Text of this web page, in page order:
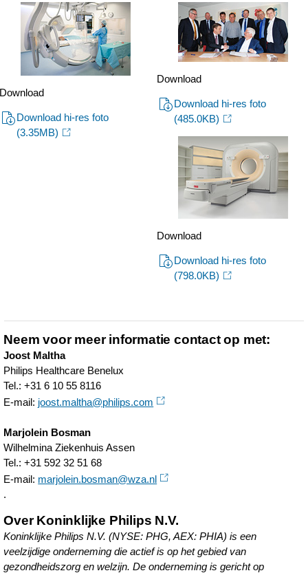
en-
Wilhelmina-
Ziekenhuis-
Assen-
tekenen-
langlopende-
Download
Download hi-res foto
(3.35MB)
Download
Download hi-res foto
(485.0KB)
Download
Download hi-res foto
(798.0KB)
Neem voor meer informatie contact op met:
Joost Maltha
Philips Healthcare Benelux
Tel.: +31 6 10 55 8116
E-mail: joost.maltha@philips.com
Marjolein Bosman
Wilhelmina Ziekenhuis Assen
Tel.: +31 592 32 51 68
E-mail: marjolein.bosman@wza.nl
.
Over Koninklijke Philips N.V.
Koninklijke Philips N.V. (NYSE: PHG, AEX: PHIA) is een
veelzijdige onderneming die actief is op het gebied van
gezondheidszorg en welzijn. De onderneming is gericht op